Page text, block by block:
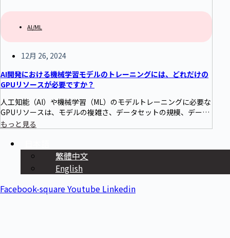
AI/ML
12月 26, 2024
AI開発における機械学習モデルのトレーニングには、どれだけの
GPUリソースが必要ですか？
人工知能（AI）や機械学習（ML）のモデルトレーニングに必要な
GPUリソースは、モデルの複雑さ、データセットの規模、データ
の出所によって異なります。例えば、軽量な画像分類モデルのト
レーニングには1枚のGPUで十分な場合がありますが、GPT-3の
ような大規模モデルのトレーニングには、数百枚から数千枚のGP
Uが必要となることもあります。GPUリソースの割り当てをどの
ように柔軟かつ効率的に行うかは、AI研究開発において極めて重
要な課題です。
もっと見る
繁體中文
English
Facebook-squareYoutube Linkedin